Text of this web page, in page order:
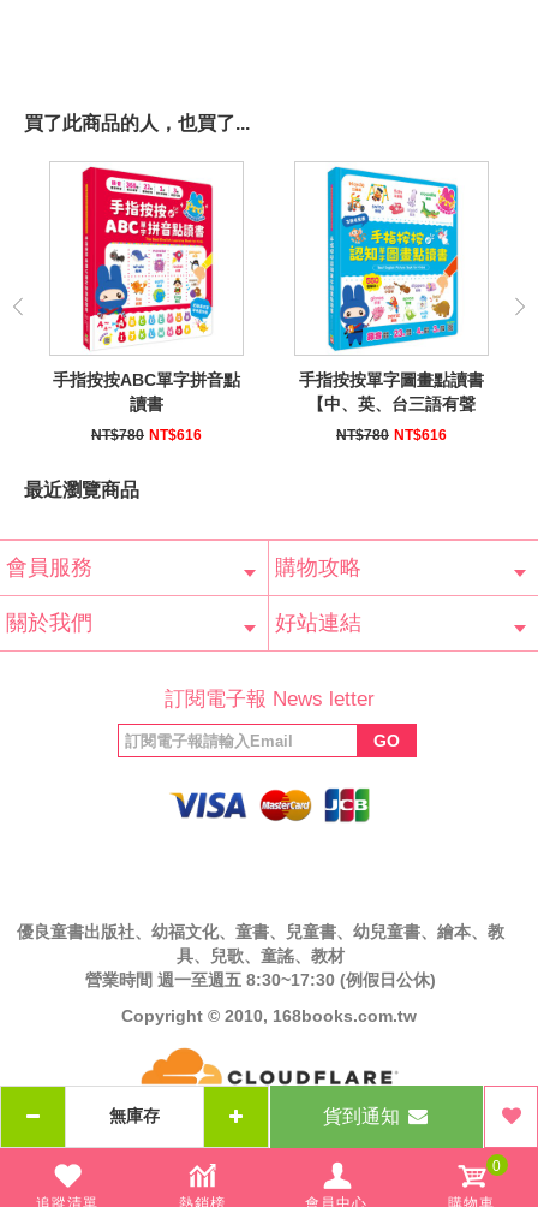
追蹤清單 熱銷榜 會員中心
0
購物車
貨到通知
買了此商品的人，也買了...
手指按按ABC單字拼音點
讀書
NT$780 NT$616
手指按按單字圖畫點讀書
【中、英、台三語有聲
Pro版】
NT$780 NT$616
最近瀏覽商品
會員服務
會員辨法
客服信箱
隱私條款
網站導覽
購物攻略
常見問題
購物說明
訂單查詢
關於我們 好站連結
福利協會
絲專頁
訂閱電子報 News letter
GO
優良童書出版社、幼福文化、童書、兒童書、幼兒童書、繪本、教
具、兒歌、童謠、教材
營業時間 週一至週五 8:30~17:30 (例假日公休)
Copyright © 2010, 168books.com.tw